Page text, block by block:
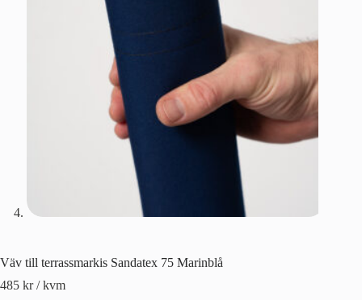
Väv till terrassmarkis Sandatex 75 Marinblå
485 kr / kvm